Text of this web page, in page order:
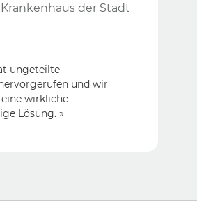
der Stadt
ungeteilte
und wir
wirkliche
Lösung. »